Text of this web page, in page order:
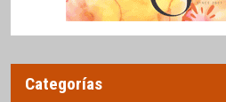
Categorías